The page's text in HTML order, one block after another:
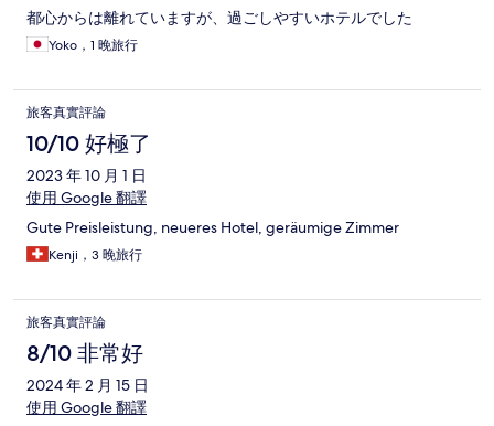
都心からは離れていますが、過ごしやすいホテルでした
Yoko，1 晚旅行
旅客真實評論
10/10 好極了
2023 年 10 月 1 日
使用 Google 翻譯
Gute Preisleistung, neueres Hotel, geräumige Zimmer
Kenji，3 晚旅行
旅客真實評論
8/10 非常好
2024 年 2 月 15 日
使用 Google 翻譯